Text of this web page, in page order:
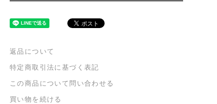
返品について
特定商取引法に基づく表記
この商品について問い合わせる
買い物を続ける